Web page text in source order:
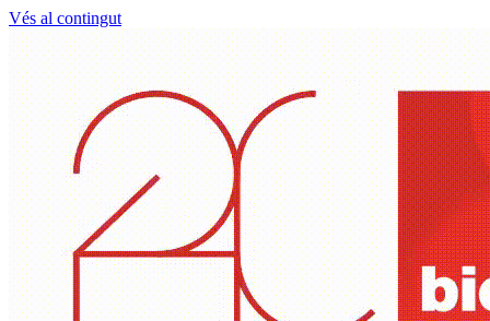
Vés al contingut